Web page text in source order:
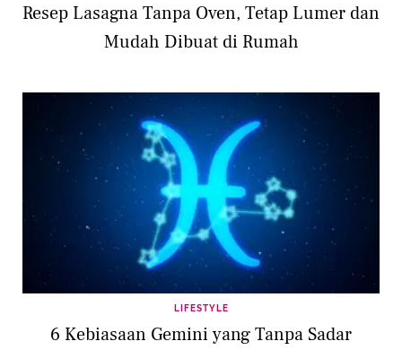
Resep Lasagna Tanpa Oven, Tetap Lumer dan
Mudah Dibuat di Rumah
LIFESTYLE
6 Kebiasaan Gemini yang Tanpa Sadar